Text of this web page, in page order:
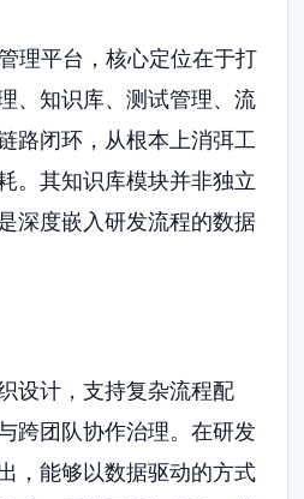
理平台，核心定位在于打
、知识库、测试管理、流
路闭环，从根本上消弭工
。其知识库模块并非独立
深度嵌入研发流程的数据
设计，支持复杂流程配
跨团队协作治理。在研发
，能够以数据驱动的方式